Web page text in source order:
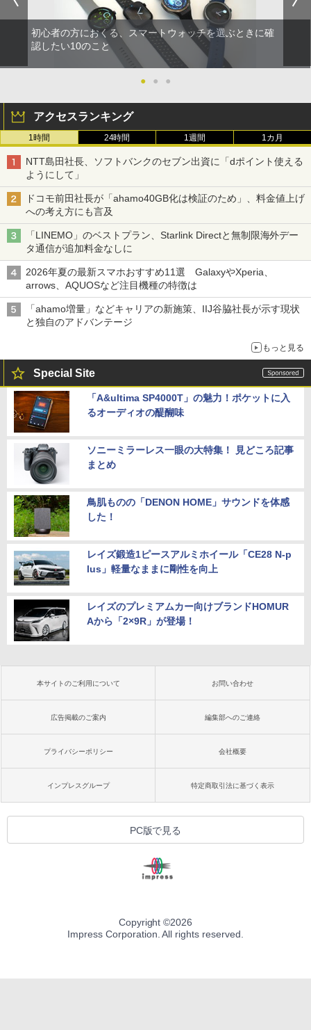
初心者の方におくる、スマートウォッチを選ぶときに確
認したい10のこと
● ● ●
アクセスランキング
1時間 24時間 1週間 1カ月
NTT島田社長、ソフトバンクのセブン出資に「dポイント使える
ようにして」
ドコモ前田社長が「ahamo40GB化は検証のため」、料金値上げ
への考え方にも言及
「LINEMO」のベストプラン、Starlink Directと無制限海外デー
タ通信が追加料金なしに
2026年夏の最新スマホおすすめ11選 GalaxyやXperia、
arrows、AQUOSなど注目機種の特徴は
「ahamo増量」などキャリアの新施策、IIJ谷脇社長が示す現状
と独自のアドバンテージ
もっと見る
Special Site
「A&ultima SP4000T」の魅力！ポケットに入
るオーディオの醍醐味
ソニーミラーレス一眼の大特集！ 見どころ記事
まとめ
鳥肌ものの「DENON HOME」サウンドを体感
した！
レイズ鍛造1ピースアルミホイール「CE28 N-p
lus」軽量なままに剛性を向上
レイズのプレミアムカー向けブランドHOMUR
Aから「2×9R」が登場！
本サイトのご利用について お問い合わせ
広告掲載のご案内 編集部へのご連絡
プライバシーポリシー 会社概要
インプレスグループ 特定商取引法に基づく表示
PC版で見る
Copyright ©2026
Impress Corporation. All rights reserved.